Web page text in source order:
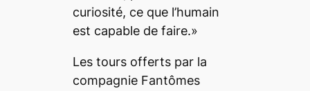
curiosité, ce que l’humain
est capable de faire.»
Les tours offerts par la
compagnie Fantômes